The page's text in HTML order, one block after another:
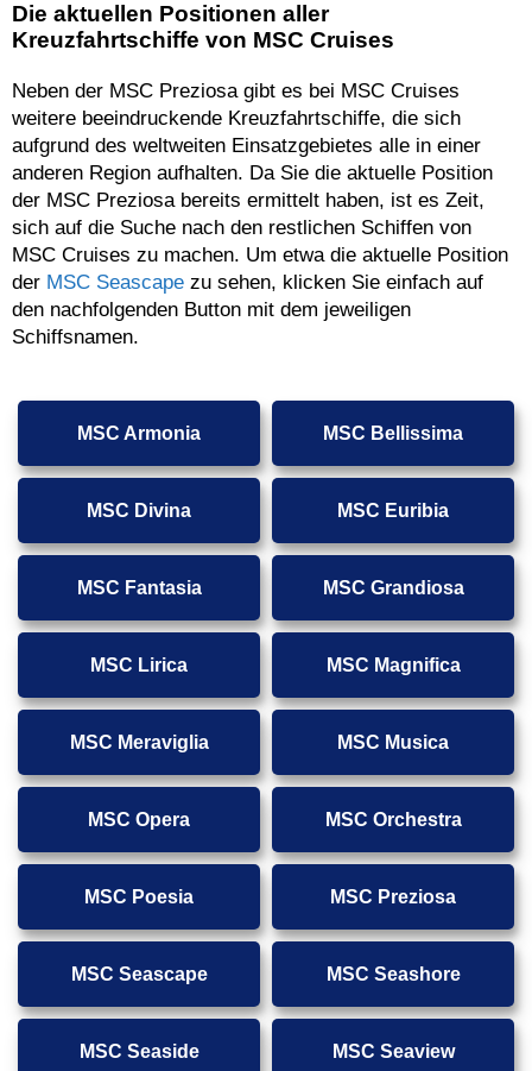
Die aktuellen Positionen aller
Kreuzfahrtschiffe von MSC Cruises
Neben der MSC Preziosa gibt es bei MSC Cruises
weitere beeindruckende Kreuzfahrtschiffe, die sich
aufgrund des weltweiten Einsatzgebietes alle in einer
anderen Region aufhalten. Da Sie die aktuelle Position
der MSC Preziosa bereits ermittelt haben, ist es Zeit,
sich auf die Suche nach den restlichen Schiffen von
MSC Cruises zu machen. Um etwa die aktuelle Position
der MSC Seascape zu sehen, klicken Sie einfach auf
den nachfolgenden Button mit dem jeweiligen
Schiffsnamen.
MSC Armonia MSC Bellissima
MSC Divina MSC Euribia
MSC Fantasia MSC Grandiosa
MSC Lirica MSC Magnifica
MSC Meraviglia MSC Musica
MSC Opera MSC Orchestra
MSC Poesia MSC Preziosa
MSC Seascape MSC Seashore
MSC Seaside MSC Seaview